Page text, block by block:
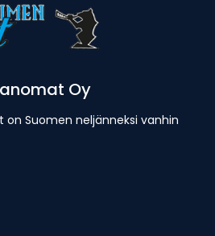
Oy
Suomen neljänneksi vanhin